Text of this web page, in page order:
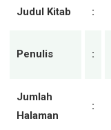
Judul Kitab :
Penulis :
Jumlah
Halaman
: